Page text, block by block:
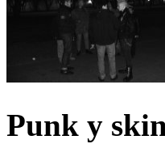
Punk y